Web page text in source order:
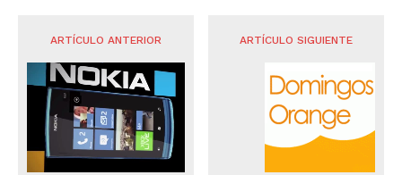
ARTÍCULO ANTERIOR ARTÍCULO SIGUIENTE